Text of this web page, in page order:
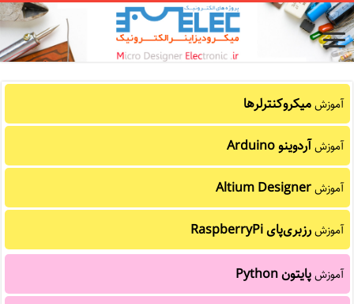
آموزشمیکروکنترلرها
آموزشآردوینو Arduino
آموزشAltium Designer
آموزشرزبری‌پای RaspberryPi
آموزشپایتون Python